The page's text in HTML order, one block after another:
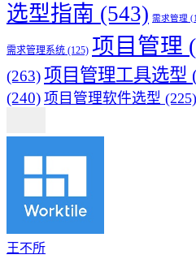
选型指南 (543) 需求管理
需求管理系统 (125) 项目管理
(263)项目管理工具选型
(240) 项目管理软件选型 (225)
王不所